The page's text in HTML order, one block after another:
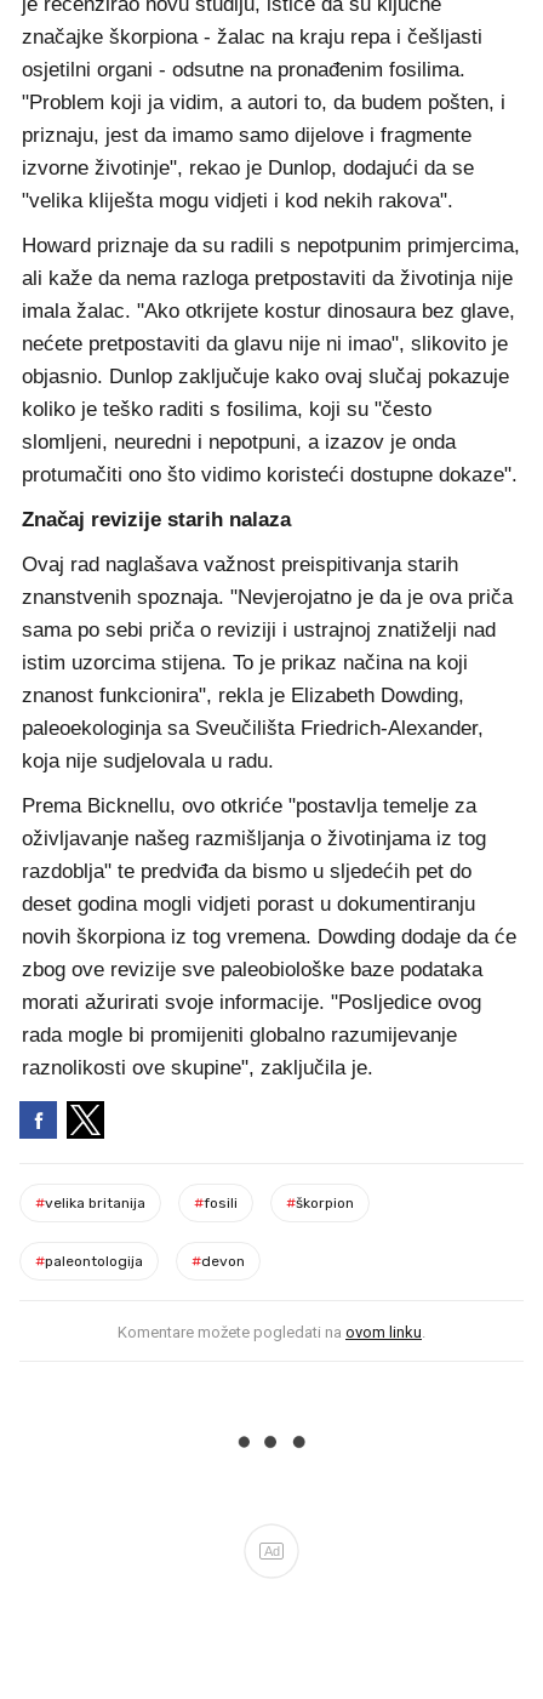
je recenzirao novu studiju, ističe da su ključne
značajke škorpiona - žalac na kraju repa i češljasti
osjetilni organi - odsutne na pronađenim fosilima.
"Problem koji ja vidim, a autori to, da budem pošten, i
priznaju, jest da imamo samo dijelove i fragmente
izvorne životinje", rekao je Dunlop, dodajući da se
"velika kliješta mogu vidjeti i kod nekih rakova".
Howard priznaje da su radili s nepotpunim primjercima,
ali kaže da nema razloga pretpostaviti da životinja nije
imala žalac. "Ako otkrijete kostur dinosaura bez glave,
nećete pretpostaviti da glavu nije ni imao", slikovito je
objasnio. Dunlop zaključuje kako ovaj slučaj pokazuje
koliko je teško raditi s fosilima, koji su "često
slomljeni, neuredni i nepotpuni, a izazov je onda
protumačiti ono što vidimo koristeći dostupne dokaze".
Značaj revizije starih nalaza
Ovaj rad naglašava važnost preispitivanja starih
znanstvenih spoznaja. "Nevjerojatno je da je ova priča
sama po sebi priča o reviziji i ustrajnoj znatiželji nad
istim uzorcima stijena. To je prikaz načina na koji
znanost funkcionira", rekla je Elizabeth Dowding,
paleoekologinja sa Sveučilišta Friedrich-Alexander,
koja nije sudjelovala u radu.
Prema Bicknellu, ovo otkriće "postavlja temelje za
oživljavanje našeg razmišljanja o životinjama iz tog
razdoblja" te predviđa da bismo u sljedećih pet do
deset godina mogli vidjeti porast u dokumentiranju
novih škorpiona iz tog vremena. Dowding dodaje da će
zbog ove revizije sve paleobiološke baze podataka
morati ažurirati svoje informacije. "Posljedice ovog
rada mogle bi promijeniti globalno razumijevanje
raznolikosti ove skupine", zaključila je.
#velika britanija #fosili #škorpion
#paleontologija #devon
Komentare možete pogledati na ovom linku.
Ad